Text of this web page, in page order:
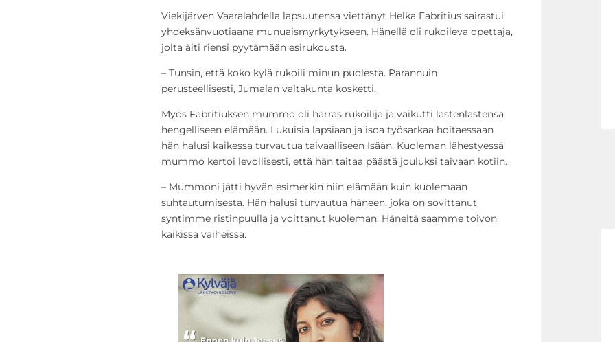
Viekijärven Vaaralahdella lapsuutensa viettänyt Helka Fabritius sairastui
yhdeksänvuotiaana munuaismyrkytykseen. Hänellä oli rukoileva opettaja,
jolta äiti riensi pyytämään esirukousta.
– Tunsin, että koko kylä rukoili minun puolesta. Parannuin
perusteellisesti, Jumalan valtakunta kosketti.
Myös Fabritiuksen mummo oli harras rukoilija ja vaikutti lastenlastensa
hengelliseen elämään. Lukuisia lapsiaan ja isoa työsarkaa hoitaessaan
hän halusi kaikessa turvautua taivaalliseen Isään. Kuoleman lähestyessä
mummo kertoi levollisesti, että hän taitaa päästä jouluksi taivaan kotiin.
– Mummoni jätti hyvän esimerkin niin elämään kuin kuolemaan
suhtautumisesta. Hän halusi turvautua häneen, joka on sovittanut
syntimme ristinpuulla ja voittanut kuoleman. Häneltä saamme toivon
kaikissa vaiheissa.